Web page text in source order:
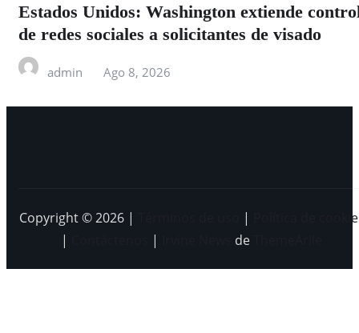
Estados Unidos: Washington extiende
de redes sociales a solicitantes de visado
admin Ago 8, 2026
Copyright © 2026 | |
Política de
|
| de